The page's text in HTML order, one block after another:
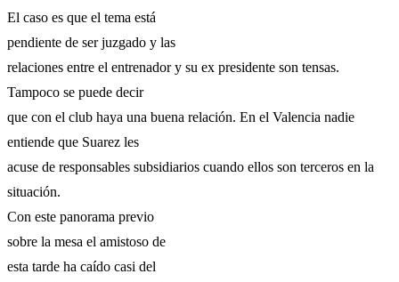
El caso es que el tema está
pendiente de ser juzgado y las
relaciones entre el entrenador y su ex presidente son tensas.
Tampoco se puede decir
que con el club haya una buena relación. En el Valencia nadie
entiende que Suarez les
acuse de responsables subsidiarios cuando ellos son terceros en la
situación.
Con este panorama previo
sobre la mesa el amistoso de
esta tarde ha caído casi del